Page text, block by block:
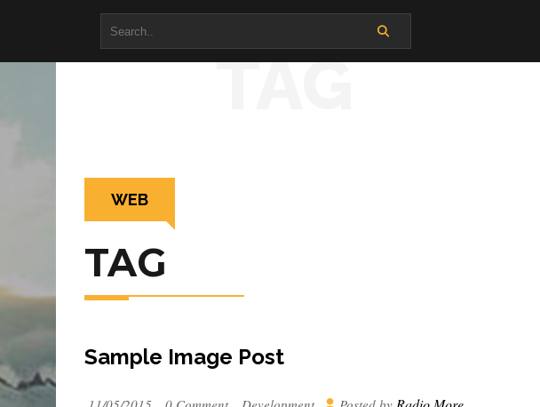
TAG
WEB
TAG
Sample Image Post